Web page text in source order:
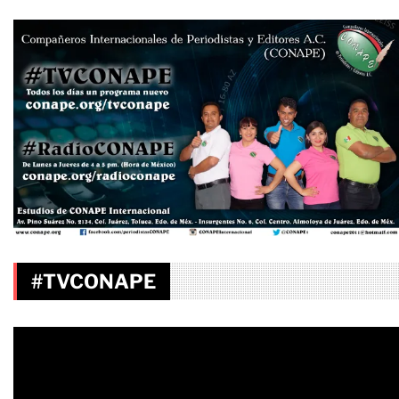
#TVCONAPE